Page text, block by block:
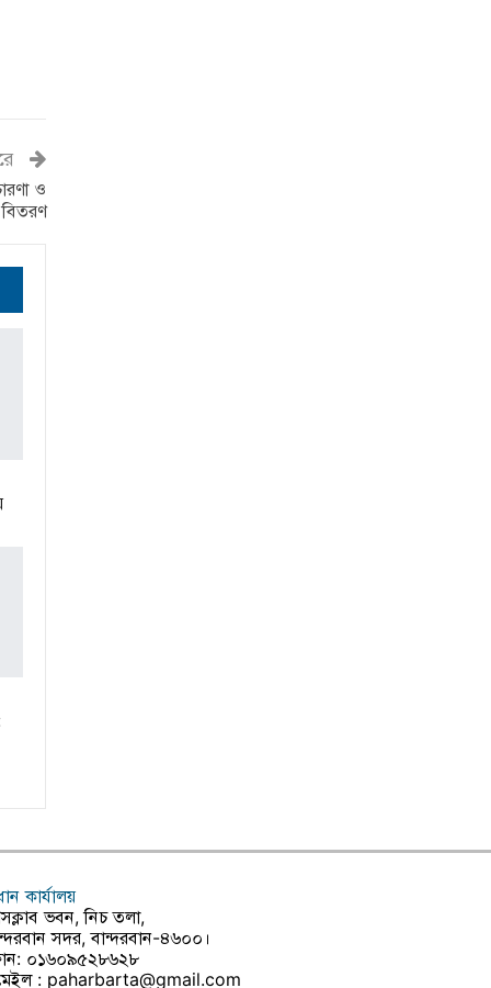
ও
কার্যালয়
ভবন, নিচ তলা,
সদর, বান্দরবান-৪৬০০।
০১৬০৯৫২৮৬২৮
: paharbarta@gmail.com